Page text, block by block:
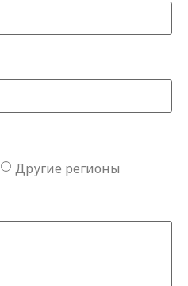
Другие регионы